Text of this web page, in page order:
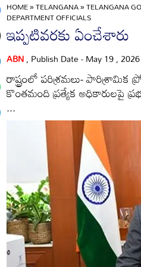
HOME»TELANGANA»TELANGANA
DEPARTMENT OFFICIALS
ఇప్పటివరకు ఏంచేశారు
ABN, Publish Date - May 19 ,
రాష్ట్రంలో పరిశ్రమలు-
కొంతమంది ప్రత్యేక అధికారులపై
...